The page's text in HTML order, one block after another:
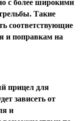
с более широкими
Такие
соответствующие
и поправкам на
прицел для
зависеть от
и